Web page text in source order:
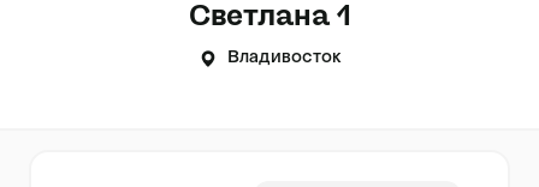
Светлана 1
Владивосток